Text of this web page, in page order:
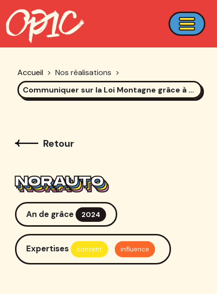
Accueil > Nos réalisations >
Communiquer sur la Loi Montagne grâce à des contenus divertissants !
Retour
NORAUTO
NORAUTO
NORAUTO
NORAUTO
An de grâce 2024
Expertises content influence